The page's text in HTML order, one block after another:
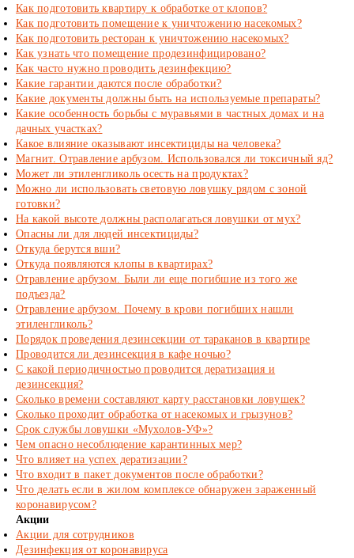
Как подготовить квартиру к обработке от клопов?
Как подготовить помещение к уничтожению насекомых?
Как подготовить ресторан к уничтожению насекомых?
Как узнать что помещение продезинфицировано?
Как часто нужно проводить дезинфекцию?
Какие гарантии даются после обработки?
Какие документы должны быть на используемые препараты?
Какие особенность борьбы с муравьями в частных домах и на
дачных участках?
Какое влияние оказывают инсектициды на человека?
Магнит. Отравление арбузом. Использовался ли токсичный яд?
Может ли этиленгликоль осесть на продуктах?
Можно ли использовать световую ловушку рядом с зоной
готовки?
На какой высоте должны располагаться ловушки от мух?
Опасны ли для людей инсектициды?
Откуда берутся вши?
Откуда появляются клопы в квартирах?
Отравление арбузом. Были ли еще погибшие из того же
подъезда?
Отравление арбузом. Почему в крови погибших нашли
этиленгликоль?
Порядок проведения дезинсекции от тараканов в квартире
Проводится ли дезинсекция в кафе ночью?
С какой периодичностью проводится дератизация и
дезинсекция?
Сколько времени составляют карту расстановки ловушек?
Сколько проходит обработка от насекомых и грызунов?
Срок службы ловушки «Мухолов-УФ»?
Чем опасно несоблюдение карантинных мер?
Что влияет на успех дератизации?
Что входит в пакет документов после обработки?
Что делать если в жилом комплексе обнаружен зараженный
коронавирусом?
Акции
Акции для сотрудников
Дезинфекция от коронавируса